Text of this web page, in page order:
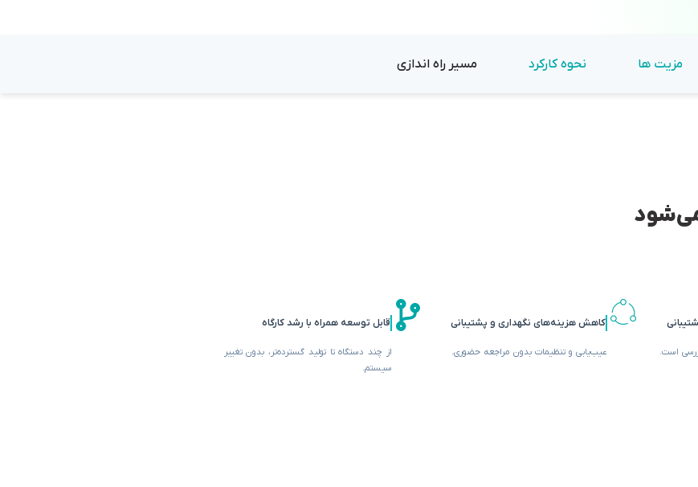
مزیت ها نحوه کارکرد مسیر راه اندازی
است.
کاهش هزینه‌های نگهداری و پشتیبانی
عیب‌یابی و تنظیمات بدون مراجعه حضوری.
قابل توسعه همراه با رشد کارگاه
از چند دستگاه تا تولید گسترده‌تر، بدون تغییر
سیستم.